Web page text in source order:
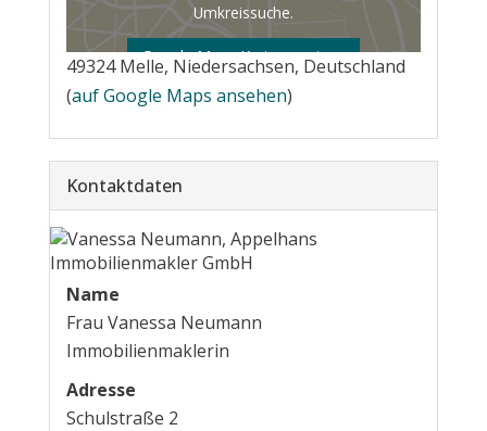
Umkreissuche.
Google Maps Karte anzeigen
49324 Melle, Niedersachsen, Deutschland
(auf Google Maps ansehen)
Kontaktdaten
Name
Frau Vanessa Neumann
Immobilienmaklerin
Adresse
Schulstraße 2